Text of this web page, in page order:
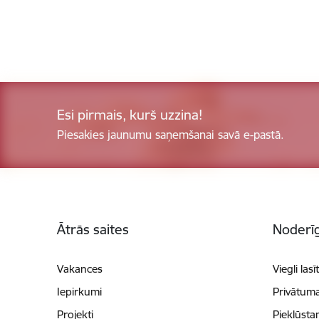
Esi pirmais, kurš uzzina!
Piesakies jaunumu saņemšanai savā e-pastā.
Ātrās saites
Vakances
Iepirkumi
Projekti
Viegli lasīt